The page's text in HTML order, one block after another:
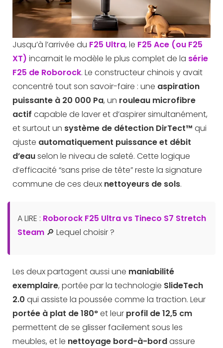
Jusqu’à l’arrivée du F25 Ultra, le F25 Ace (ou F25
XT) incarnait le modèle le plus complet de la série
F25 de Roborock. Le constructeur chinois y avait
concentré tout son savoir-faire : une aspiration
puissante à 20 000 Pa, un rouleau microfibre
actif capable de laver et d’aspirer simultanément,
et surtout un système de détection DirTect™ qui
ajuste automatiquement puissance et débit
d’eauselon le niveau de saleté. Cette logique
d’efficacité “sans prise de tête” reste la signature
commune de ces deux nettoyeurs de sols.
A LIRE : Roborock F25 Ultra vs Tineco S7 Stretch
Steam 🔎 Lequel choisir ?
Les deux partagent aussi une maniabilité
exemplaire, portée par la technologie SlideTech
2.0 qui assiste la poussée comme la traction. Leur
portée à plat de 180°et leur profil de 12,5 cm
permettent de se glisser facilement sous les
meubles, et le nettoyage bord-à-bordassure